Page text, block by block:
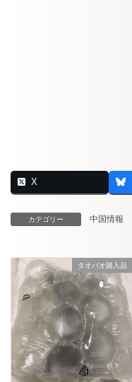
X
カテゴリー 中国情報
タオバオ購入品